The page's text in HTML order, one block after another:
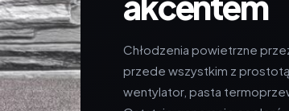
Chłodzenia powietrzne
przede wszystkim z
wentylator, pasta